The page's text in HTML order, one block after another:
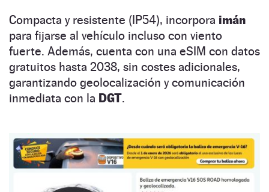
Compacta y resistente (IP54), incorpora imán
para fijarse al vehículo incluso con viento
fuerte. Además, cuenta con una eSIM con datos
gratuitos hasta 2038, sin costes adicionales,
garantizando geolocalización y comunicación
inmediata con la DGT.